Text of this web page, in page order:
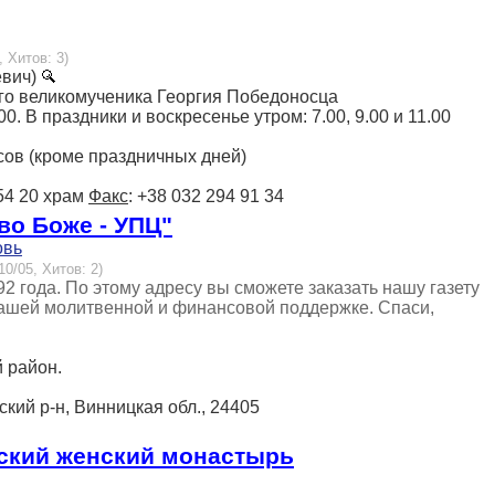
Хитов: 3)
великомученика Георгия Победоносца
В праздники и воскресенье утром: 7.00, 9.00 и 11.00
(кроме праздничных дней)
20 храм Факс: +38 032 294 91 34
Боже - УПЦ"
05, Хитов: 2)
года. По этому адресу вы сможете заказать нашу газету
молитвенной и финансовой поддержке. Спаси,
район.
р-н, Винницкая обл., 24405
женский монастырь